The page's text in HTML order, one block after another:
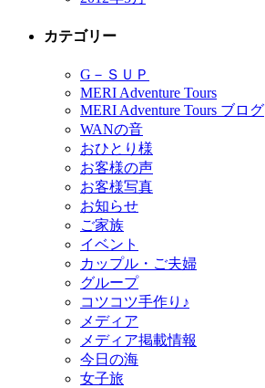
カテゴリー
G－ＳＵＰ
MERI Adventure Tours
MERI Adventure Tours ブログ
WANの音
おひとり様
お客様の声
お客様写真
お知らせ
ご家族
イベント
カップル・ご夫婦
グループ
コツコツ手作り♪
メディア
メディア掲載情報
今日の海
女子旅